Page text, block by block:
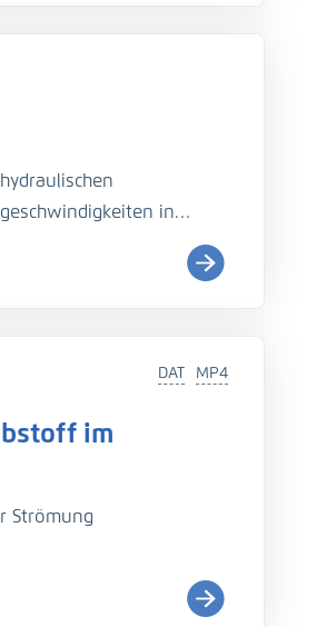
in
Profilmessungen
bei Klöden zu Wasser
MP4
DAT
im
Strömung